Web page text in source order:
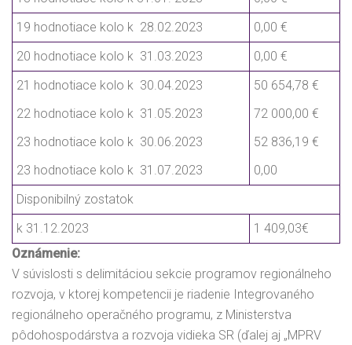
19 hodnotiace kolo k 28.02.2023
0,00 €
20 hodnotiace kolo k 31.03.2023
0,00 €
21 hodnotiace kolo k 30.04.2023
22 hodnotiace kolo k 31.05.2023
23 hodnotiace kolo k 30.06.2023
23 hodnotiace kolo k 31.07.2023
50 654,78 €
72 000,00 €
52 836,19 €
0,00
Disponibilný zostatok
k 31.12.2023
1 409,03€
Oznámenie:
V súvislosti s delimitáciou sekcie programov regionálneho
rozvoja, v ktorej kompetencii je riadenie Integrovaného
regionálneho operačného programu, z Ministerstva
pôdohospodárstva a rozvoja vidieka SR (ďalej aj „MPRV